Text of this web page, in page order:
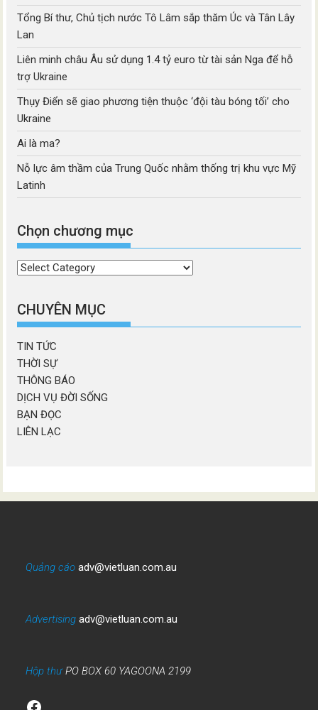
Tổng Bí thư, Chủ tịch nước Tô Lâm sắp thăm Úc và Tân Lây
Lan
Liên minh châu Âu sử dụng 1.4 tỷ euro từ tài sản Nga để hỗ
trợ Ukraine
Thụy Điển sẽ giao phương tiện thuộc ‘đội tàu bóng tối’ cho
Ukraine
Ai là ma?
Nỗ lực âm thầm của Trung Quốc nhằm thống trị khu vực Mỹ
Latinh
Chọn chương mục
Chọn
mục
CHUYÊN MỤC
TIN TỨC
THỜI SỰ
THÔNG BÁO
DỊCH VỤ ĐỜI SỐNG
BẠN ĐỌC
LIÊN LẠC
Quảng cáo adv@vietluan.com.au
Advertising adv@vietluan.com.au
Hộp thưPO BOX 60 YAGOONA 2199